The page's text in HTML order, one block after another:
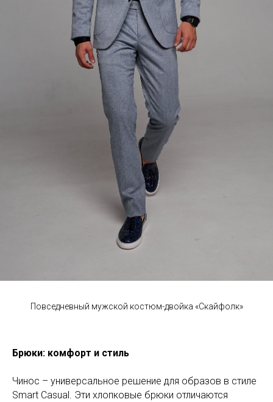
Повседневный мужской костюм-двойка «Скайфолк»
Брюки: комфорт и стиль
Чинос – универсальное решение для образов в стиле
Smart Casual. Эти хлопковые брюки отличаются